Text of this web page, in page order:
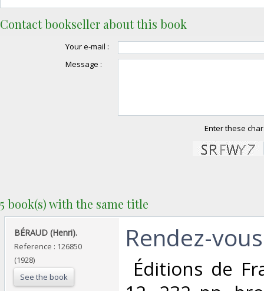
Contact bookseller about this book
Your e-mail :
Message :
Enter these
5 book(s) with the same title
‎BÉRAUD (Henri).‎
Reference : 126850
(1928)
See the book
‎Rendez-
Éditions de